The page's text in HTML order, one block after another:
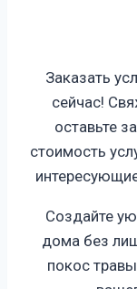
Заказать
сейчас!
оставьте
стоимость
Создайте
дома без
покос